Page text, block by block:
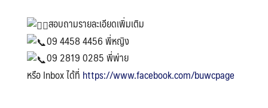
สอบถามรายละเอียดเพิ่มเติม
09 4458 4456 พี่หญิง
09 2819 0285 พี่พ่าย
หรือ Inbox ได้ที่ https://www.facebook.com/buwcpage